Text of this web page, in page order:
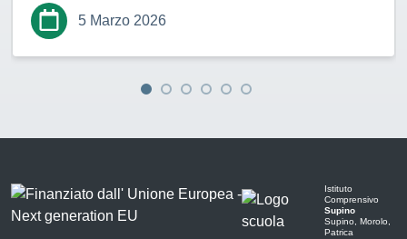
5 Marzo 2026
Istituto
Comprensivo
Supino
Supino, Morolo,
Patrica